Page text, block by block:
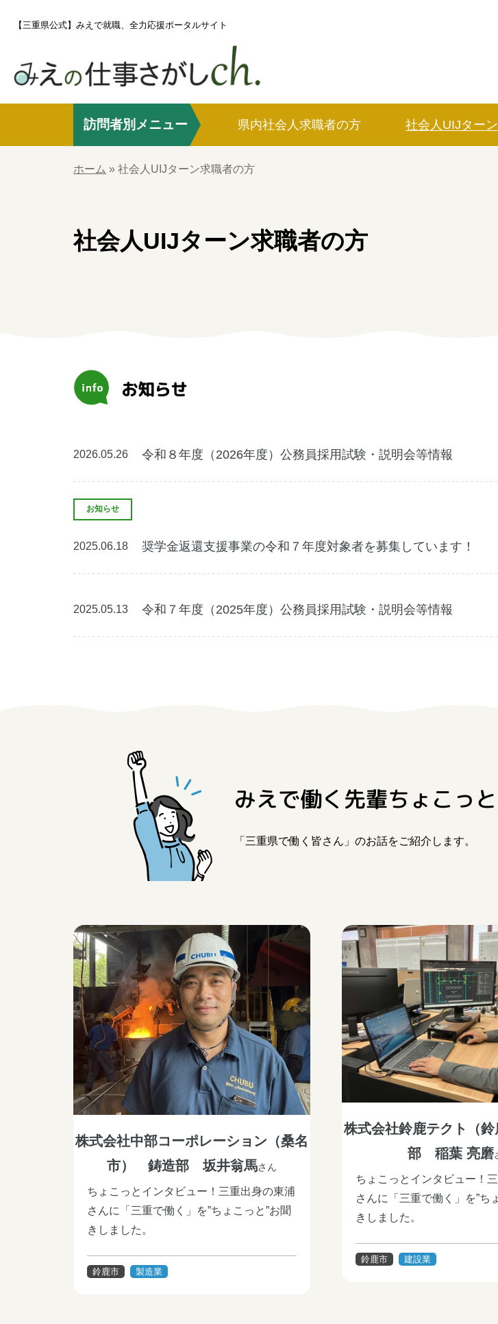
o
【三重県公式】みえで就職、全力応援ポータルサイト
ホーム
女性の方
イベン
みえの就職情報関連サイト
訪問者別メニュー 県内社会人求職者の方 社会人UIJターン
ホーム » 社会人UIJターン求職者の方
社会人UIJターン求職者の方
お知らせ
2026.05.26 令和８年度（2026年度）公務員採用試験・説明会等情報
お知らせ
2025.06.18 奨学金返還支援事業の令和７年度対象者を募集しています！
2025.05.13 令和７年度（2025年度）公務員採用試験・説明会等情報
みえで働く先輩ちょこっ
「三重県で働く皆さん」のお話をご紹介します。
株式会社中部コーポレーション（桑名
市） 鋳造部 坂井翁馬さん
ちょこっとインタビュー！三重出身の東浦
さんに「三重で働く」を”ちょこっと”お聞
きしました。
鈴鹿市 製造業
株式会社鈴鹿テクト（
部 稲葉 亮磨
ちょこっとインタビュー！
さんに「三重で働く」を”ち
きしました。
鈴鹿市 建設業